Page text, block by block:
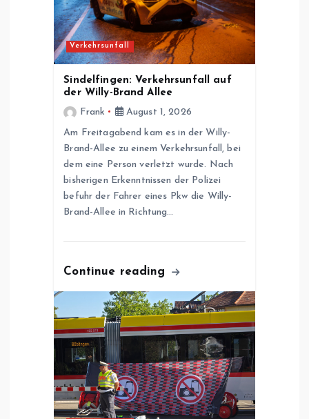
Verkehrsunfall
Sindelfingen: Verkehrsunfall auf
der Willy-Brand Allee
Frank
August 1, 2026
Am Freitagabend kam es in der Willy-
Brand-Allee zu einem Verkehrsunfall, bei
dem eine Person verletzt wurde. Nach
bisherigen Erkenntnissen der Polizei
befuhr der Fahrer eines Pkw die Willy-
Brand-Allee in Richtung…
Continue reading